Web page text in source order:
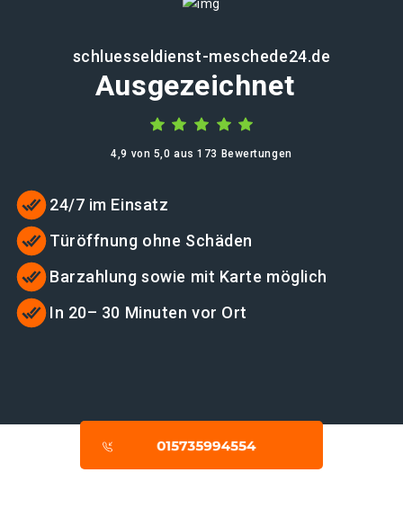
schluesseldienst-meschede24.de
Ausgezeichnet
4,9 von 5,0 aus 173 Bewertungen
24/7 im Einsatz
Türöffnung ohne Schäden
Barzahlung sowie mit Karte möglich
In 20– 30 Minuten vor Ort